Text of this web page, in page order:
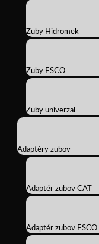
Zuby Hidromek
Zuby ESCO
Zuby univerzal
Adaptéry zubov
Adaptér zubov CAT
Adaptér zubov ESCO